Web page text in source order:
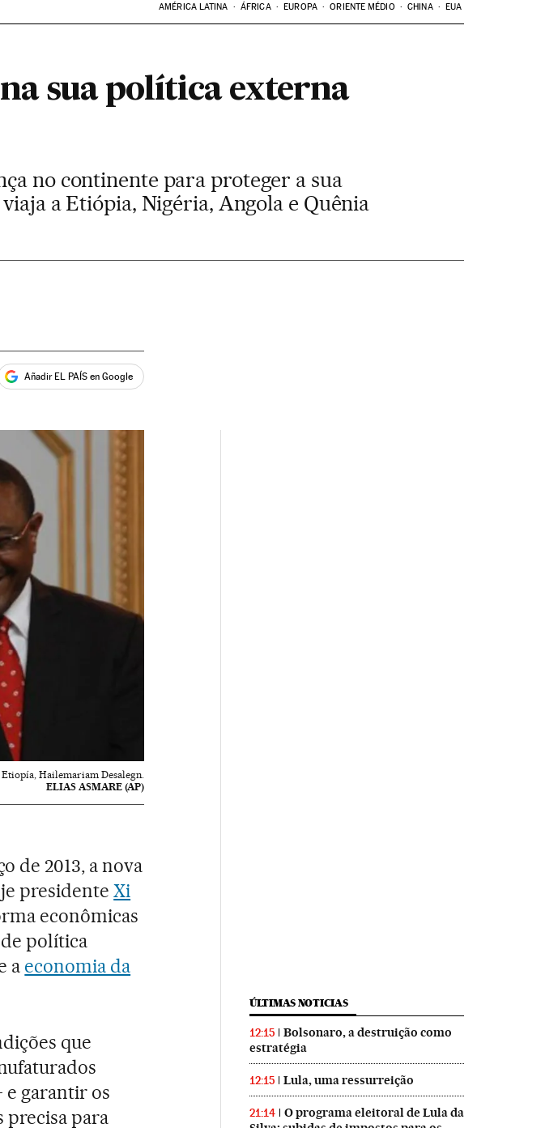
AMÉRICA LATINA ÁFRICA EUROPA ORIENTE MÉDIO CHINA EUA
sua política externa
no continente para proteger a sua
a Etiópia, Nigéria, Angola e Quênia
Añadir EL PAÍS en Google
Hailemariam Desalegn.
ELIAS ASMARE (AP)
de 2013, a nova
presidenteXi
econômicas
política
a economia da
que
e garantir os
precisa para
ÚLTIMAS NOTICIAS
12:15
Bolsonaro, a destruição como
estratégia
12:15 Lula, uma ressurreição
21:14
O programa eleitoral de Lula da